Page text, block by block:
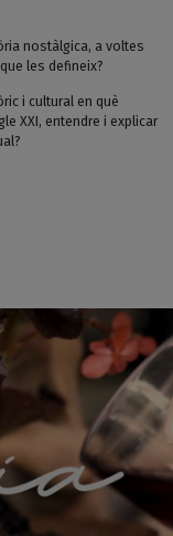
nostàlgica, a voltes
les defineix?
i cultural en què
XXI, entendre i explicar